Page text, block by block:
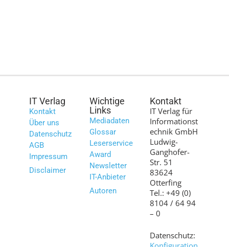
IT Verlag
Kontakt
Über uns
Datenschutz
AGB
Impressum
Disclaimer
Wichtige
Links
Mediadaten
Glossar
Leserservice
Award
Newsletter
IT-Anbieter
Autoren
Kontakt
IT Verlag für
Informationst
echnik GmbH
Ludwig-
Ganghofer-
Str. 51
83624
Otterfing
Tel.: +49 (0)
8104 / 64 94
– 0
Datenschutz: